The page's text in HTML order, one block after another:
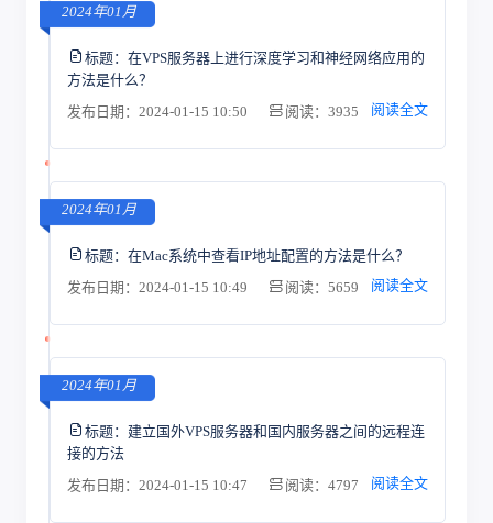
2024年01月
标题： 在VPS服务器上进行深度学习和神经网络应用的
方法是什么？
发布日期：2024-01-15 10:50
阅读：3935 阅读全文
2024年01月
标题： 在Mac系统中查看IP地址配置的方法是什么？
发布日期：2024-01-15 10:49
阅读：5659 阅读全文
2024年01月
标题： 建立国外VPS服务器和国内服务器之间的远程连
接的方法
发布日期：2024-01-15 10:47
阅读：4797 阅读全文